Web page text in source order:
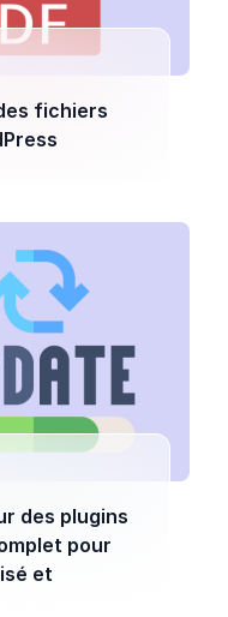
fichiers
des plugins
pour
et